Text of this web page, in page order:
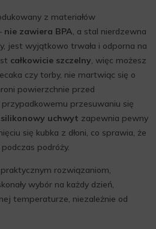
z materiałów
nie zawiera BPA, a stal nierdzewna
jest wyjątkowo trwała i odporna na
całkowicie szczelny, więc możesz
czy torby, nie martwiąc się o
powierzchnie przed
przesuwaniu się
silikonowy uchwyt zapewnia pewny
się kubka z dłoni, co sprawia, że
podróży.
rozwiązaniom,
wybór na każdy dzień,
temperaturze, niezależnie od